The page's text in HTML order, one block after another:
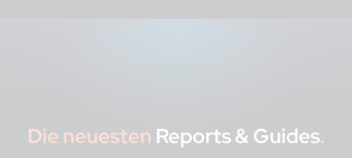
Die neuesten Reports & Guides.